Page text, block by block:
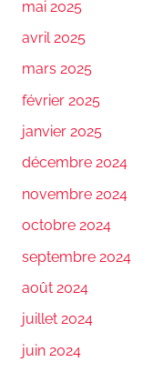
mai 2025
avril 2025
mars 2025
février 2025
janvier 2025
décembre 2024
novembre 2024
octobre 2024
septembre 2024
août 2024
juillet 2024
juin 2024